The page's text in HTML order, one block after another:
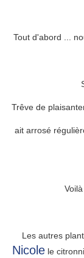
Tout d'abord ...
Trêve de
ait arrosé
Les autres
Nicole le